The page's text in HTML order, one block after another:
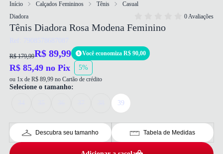
Início Calçados Femininos Tênis
Casual
Diadora
0 Avaliações
Tênis Diadora Rosa Modena Feminino
Ref: 7908578687087
R$ 179,99R$ 89,99 Você economiza R$ 90,00
R$ 85,49 no Pix 5%
ou 1x de R$ 89,99 no Cartão de crédito
Selecione o tamanho:
39
Descubra seu tamanho Tabela de Medidas